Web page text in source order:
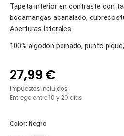
Tapeta interior en contraste con
bocamangas acanalado,
Aperturas laterales.
100% algodón peinado, punto
27,99 €
Impuestos incluidos
Entrega entre 10 y 20 días
Color: Negro